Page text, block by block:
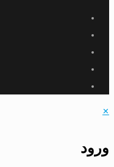
✕
ورود